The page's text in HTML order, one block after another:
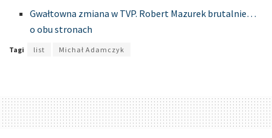
Gwałtowna zmiana w TVP. Robert Mazurek brutalnie…
o obu stronach
Tagi list Michał Adamczyk